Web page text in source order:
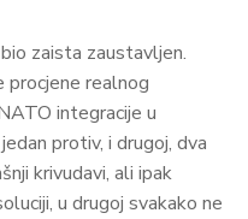
zaista zaustavljen.
procjene realnog
integracije u
protiv, i drugoj, dva
krivudavi, ali ipak
u drugoj svakako ne